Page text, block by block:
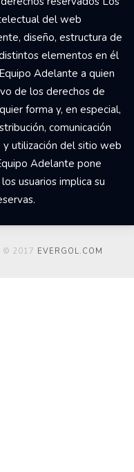
del web
diseño, estructura de
elementos en él
Adelante a quien
de los derechos de
forma y, en especial,
comunicación
y utilización del sitio web
Adelante pone
usuarios implica su
© 2017 EVERGOL.COM